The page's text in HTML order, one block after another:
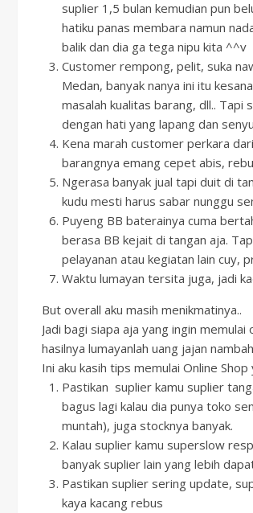
suplier 1,5 bulan kemudian pun
hatiku panas membara namun
balik dan dia ga tega nipu kita ^^v
Customer rempong, pelit, suka
Medan, banyak nanya ini itu
masalah kualitas barang, dll.. Tapi
dengan hati yang lapang dan
Kena marah customer perkara
barangnya emang cepet abis,
Ngerasa banyak jual tapi duit di
kudu mesti harus sabar nunggu
Puyeng BB baterainya cuma
berasa BB kejait di tangan aja.
pelayanan atau kegiatan lain cuy,
Waktu lumayan tersita juga, jadi
But overall aku masih menikmatinya..
Jadi bagi siapa aja yang ingin
hasilnya lumayanlah uang jajan
Ini aku kasih tips memulai Online Shop
Pastikan suplier kamu suplier
bagus lagi kalau dia punya toko
muntah), juga stocknya banyak.
Kalau suplier kamu superslow
banyak suplier lain yang lebih
Pastikan suplier sering update,
kaya kacang rebus